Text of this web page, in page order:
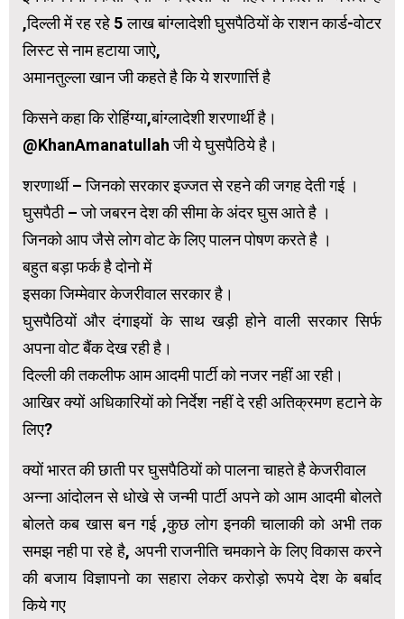
,दिल्ली में रह रहे 5 लाख बांग्लादेशी घुसपैठियों के राशन कार्ड-वोटर
लिस्ट से नाम हटाया जाऐ,
अमानतुल्ला खान जी कहते है कि ये शरणार्त्ति है
किसने कहा कि रोहिंग्या,बांग्लादेशी शरणार्थी है।
@KhanAmanatullah जी ये घुसपैठिये है।
शरणार्थी – जिनको सरकार इज्जत से रहने की जगह देती गई ।
घुसपैठी – जो जबरन देश की सीमा के अंदर घुस आते है ।
जिनको आप जैसे लोग वोट के लिए पालन पोषण करते है ।
बहुत बड़ा फर्क है दोनो में
इसका जिम्मेवार केजरीवाल सरकार है।
घुसपैठियों और दंगाइयों के साथ खड़ी होने वाली सरकार सिर्फ
अपना वोट बैंक देख रही है।
दिल्ली की तकलीफ आम आदमी पार्टी को नजर नहीं आ रही।
आखिर क्यों अधिकारियों को निर्देश नहीं दे रही अतिक्रमण हटाने के
लिए?
क्यों भारत की छाती पर घुसपैठियों को पालना चाहते है केजरीवाल
अन्ना आंदोलन से धोखे से जन्मी पार्टी अपने को आम आदमी बोलते
बोलते कब खास बन गई ,कुछ लोग इनकी चालाकी को अभी तक
समझ नही पा रहे है, अपनी राजनीति चमकाने के लिए विकास करने
की बजाय विज्ञापनो का सहारा लेकर करोड़ो रूपये देश के बर्बाद
किये गए